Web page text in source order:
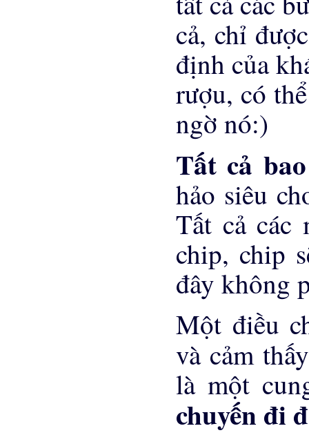
cả, chỉ
định của
rượu, có
ngờ nó:)
Tất cả
hảo siêu
Tất cả các
chip, chip
đây không
Một điều
và cảm
là một
chuyến đi